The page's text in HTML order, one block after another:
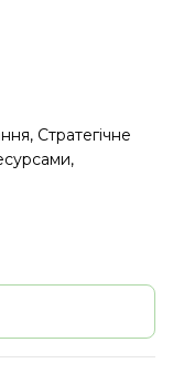
Стратегічне